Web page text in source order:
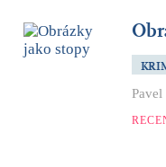
Pavel